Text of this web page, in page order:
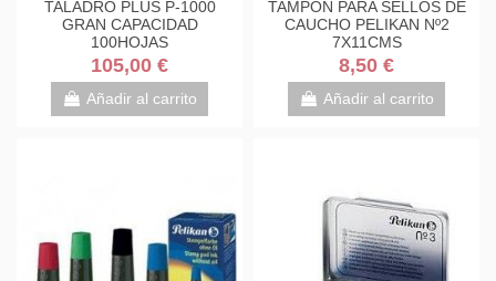
TALADRO PLUS P-1000
GRAN CAPACIDAD
100HOJAS
105,00 €
Añadir al carrito
TAMPON PARA SELLOS DE
CAUCHO PELIKAN Nº2
7X11CMS
8,50 €
Añadir al carrito